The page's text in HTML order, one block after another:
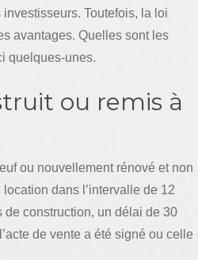
Toutefois, la loi
avantages. Quelles sont les
quelques-unes.
ou remis à
ou nouvellement rénové et non
dans l’intervalle de 12
de construction, un délai de 30
de vente a été signé ou celle